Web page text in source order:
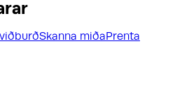
Skanna miðaPrenta